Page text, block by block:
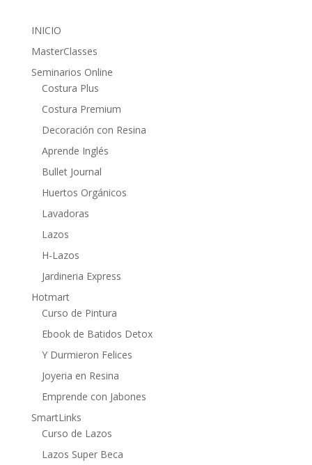
INICIO
MasterClasses
Seminarios Online
Costura Plus
Costura Premium
Decoración con Resina
Aprende Inglés
Bullet Journal
Huertos Orgánicos
Lavadoras
Lazos
H-Lazos
Jardineria Express
Hotmart
Curso de Pintura
Ebook de Batidos Detox
Y Durmieron Felices
Joyeria en Resina
Emprende con Jabones
SmartLinks
Curso de Lazos
Lazos Super Beca